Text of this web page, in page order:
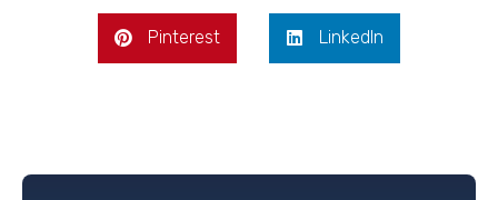
Pinterest LinkedIn